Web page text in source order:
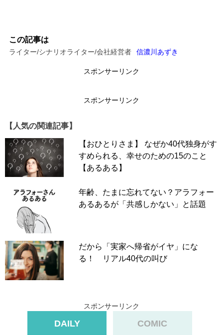
この記事は
ライター/シナリオライター/会社経営者 信濃川あずき
スポンサーリンク
スポンサーリンク
【人気の関連記事】
【おひとりさま】 なぜか40代独身がす
すめられる、幸せのための15のこと
【あるある】
年齢、たまに忘れてない？アラフォー
あるあるが「共感しかない」と話題
だから「実家へ帰省がイヤ」にな
る！ リアル40代の叫び
スポンサーリンク
DAILY COMIC